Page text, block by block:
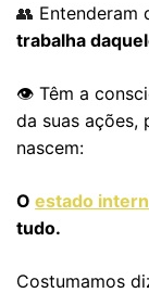
👥 Entenderam
trabalha
👁️ Têm a
da suas ações,
nascem:
O estado
tudo.
Costumamos